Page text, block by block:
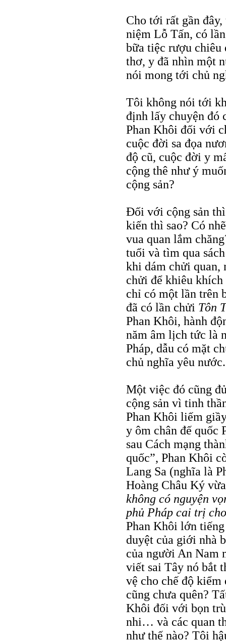
Cho tới rất gần
niệm Lỗ Tấn, có
bữa tiệc rượu chiêu
thơ, y đã nhìn một
nói mong tới chủ
Tôi không nói tới
định lấy chuyện đó
Phan Khôi đối với
cuộc đời sa đọa
độ cũ, cuộc đời y
cộng thê như ý
cộng sản?
Đối với cộng sản
kiến thì sao? Có
vua quan lắm
tuổi và tìm qua
khi dám chửi quan,
chửi để khiêu
chỉ có một lần trên
đã có lần chửi Tôn
Phan Khôi, hành
năm âm lịch tức là
Pháp, dẫu có mặt
chủ nghĩa yêu nước.
Một việc đó cũng
cộng sản vì tinh
Phan Khôi liếm
y ôm chân đế quốc
sau Cách mạng
quốc”, Phan Khôi
Lang Sa (nghĩa là
Hoàng Châu Ký
không có nguyện
phủ Pháp cai trị
Phan Khôi lớn
duyệt của giới nhà
của người An Nam
viết sai Tây nó bắt
vệ cho chế độ
cũng chưa quên?
Khôi đối với bọn
nhi… và các quan
như thế nào? Tôi